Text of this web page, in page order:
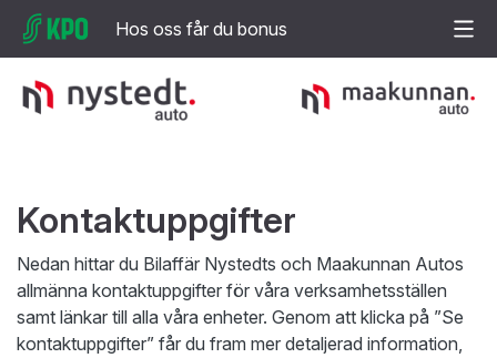
Hos oss får du bonus
Kontaktuppgifter
Nedan hittar du Bilaffär Nystedts och Maakunnan Autos
allmänna kontaktuppgifter för våra verksamhetsställen
samt länkar till alla våra enheter. Genom att klicka på ”Se
kontaktuppgifter” får du fram mer detaljerad information,